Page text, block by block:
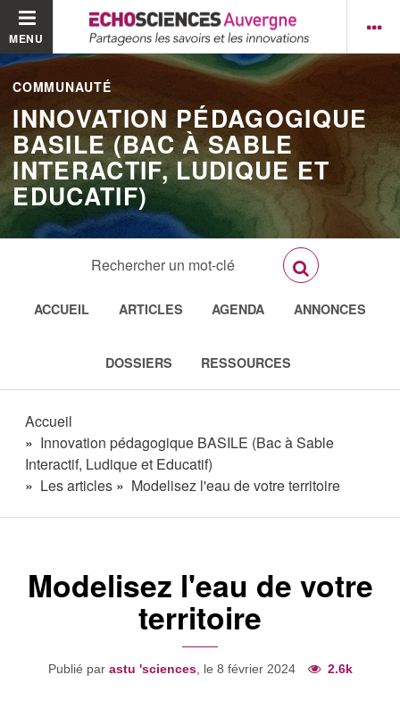
MENU
COMMUNAUTÉ
INNOVATION PÉDAGOGIQUE
BASILE (BAC À SABLE
INTERACTIF, LUDIQUE ET
EDUCATIF)
ACCUEIL ARTICLES AGENDA ANNONCES
DOSSIERS RESSOURCES
Accueil
Innovation pédagogique BASILE (Bac à Sable
Interactif, Ludique et Educatif)
Les articles
Modelisez l'eau de votre territoire
Modelisez l'eau de votre
territoire
Publié par astu 'sciences, le 8 février 2024 2.6k